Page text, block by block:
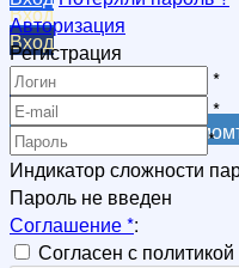
Вход
Вход
Регистрация
Регистрация
Не красна книга
Авторизация
Регистрация
*
*
*
Индикатор сложности
Пароль не введен
Соглашение*:
Согласен с